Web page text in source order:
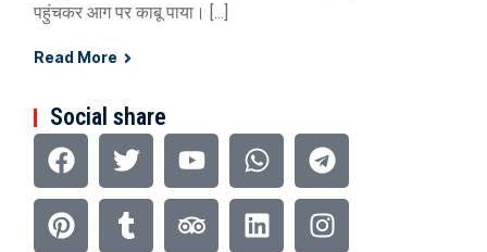
पहुंचकर आग पर काबू पाया। […]
Read More
Social share